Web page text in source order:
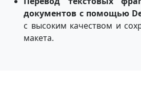
документов с помощью
с высоким качеством и
макета.